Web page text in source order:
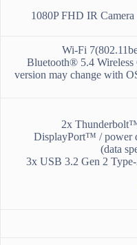
1080P FHD IR
Wi-Fi
Bluetooth® 5.4
version may change with
2x
DisplayPort™ / power
(data
3x USB 3.2 Gen 2